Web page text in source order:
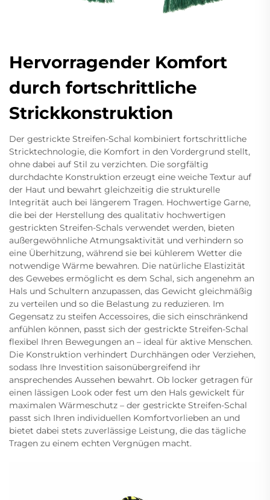
Hervorragender Komfort
durch fortschrittliche
Strickkonstruktion
Der gestrickte Streifen-Schal kombiniert fortschrittliche
Stricktechnologie, die Komfort in den Vordergrund stellt,
ohne dabei auf Stil zu verzichten. Die sorgfältig
durchdachte Konstruktion erzeugt eine weiche Textur auf
der Haut und bewahrt gleichzeitig die strukturelle
Integrität auch bei längerem Tragen. Hochwertige Garne,
die bei der Herstellung des qualitativ hochwertigen
gestrickten Streifen-Schals verwendet werden, bieten
außergewöhnliche Atmungsaktivität und verhindern so
eine Überhitzung, während sie bei kühlerem Wetter die
notwendige Wärme bewahren. Die natürliche Elastizität
des Gewebes ermöglicht es dem Schal, sich angenehm an
Hals und Schultern anzupassen, das Gewicht gleichmäßig
zu verteilen und so die Belastung zu reduzieren. Im
Gegensatz zu steifen Accessoires, die sich einschränkend
anfühlen können, passt sich der gestrickte Streifen-Schal
flexibel Ihren Bewegungen an – ideal für aktive Menschen.
Die Konstruktion verhindert Durchhängen oder Verziehen,
sodass Ihre Investition saisonübergreifend ihr
ansprechendes Aussehen bewahrt. Ob locker getragen für
einen lässigen Look oder fest um den Hals gewickelt für
maximalen Wärmeschutz – der gestrickte Streifen-Schal
passt sich Ihren individuellen Komfortvorlieben an und
bietet dabei stets zuverlässige Leistung, die das tägliche
Tragen zu einem echten Vergnügen macht.